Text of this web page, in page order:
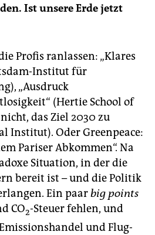
Ist unsere Erde jetzt
Profis ranlassen: „Klares
Institut für
„Ausdruck
(Hertie School of
das Ziel 2030 zu
Institut). Oder Greenpeace:
Pariser Abkommen“. Na
Situation, in der die
bereit ist – und die Politik
Ein paarbig points
CO2-Steuer fehlen, und
und Flug­